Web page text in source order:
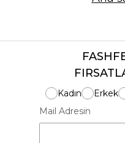
Kadın Erkek
Mail Adresin